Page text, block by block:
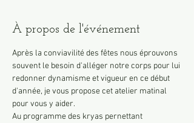
À propos de l'événement
Après la conviavilité des fêtes nous éprouvons
souvent le besoin d'alléger notre corps pour lui
redonner dynamisme et vigueur en ce début
d'année, je vous propose cet atelier matinal
pour vous y aider.
Au programme des kryas pernettant